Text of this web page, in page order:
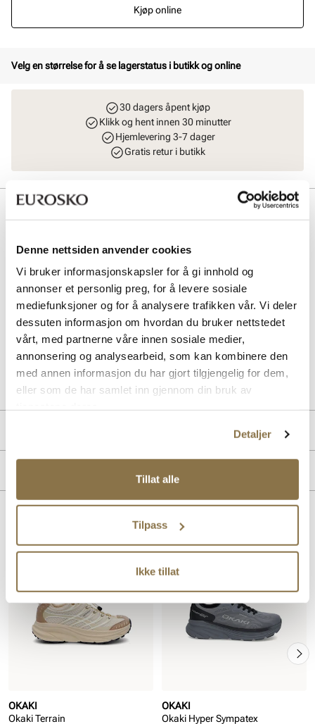
Denne nettsiden anvender cookies
Vi bruker informasjonskapsler for å gi innhold og
annonser et personlig preg, for å levere sosiale
mediefunksjoner og for å analysere trafikken vår. Vi deler
dessuten informasjon om hvordan du bruker nettstedet
vårt, med partnerne våre innen sosiale medier,
annonsering og analysearbeid, som kan kombinere den
med annen informasjon du har gjort tilgjengelig for dem,
eller som de har samlet inn gjennom din bruk av
Detaljer
Tillat alle
Tilpass
Ikke tillat
Kjøp online
Velg en størrelse for å se lagerstatus i butikk og online
30 dagers åpent kjøp
Klikk og hent innen 30 minutter
Hjemlevering 3-7 dager
Gratis retur i butikk
Beskrivelse
tekstil-overdel med forsterkende heat seal-partier. Modellen har A-
Top snøring, som er en svært praktisk og effektiv snørefunksjon.
Yttersålen består av myk, responsiv og støtdempende EVA Phylon-
materiale, og den har gummi under som øker slitestyrken. MaxGrip-
teknologien sikrer et sikkert fotfeste, perfekt for aktive dager. Ideell
for både fritid og sport, gir den en moderne og funksjonell stil.
Modellen er 100% vanntett med Sympatex-membran.
Art. nr
05163008
Lev. art. nr
26V2350
Overdel:Textil
Membran:Sympatex
Lignende produkter
OKAKI
Okaki Terrain
OKAKI
Okaki Hyper Sympatex